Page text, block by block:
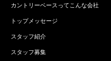
カントリーベースってこんな会社
トップメッセージ
スタッフ紹介
スタッフ募集